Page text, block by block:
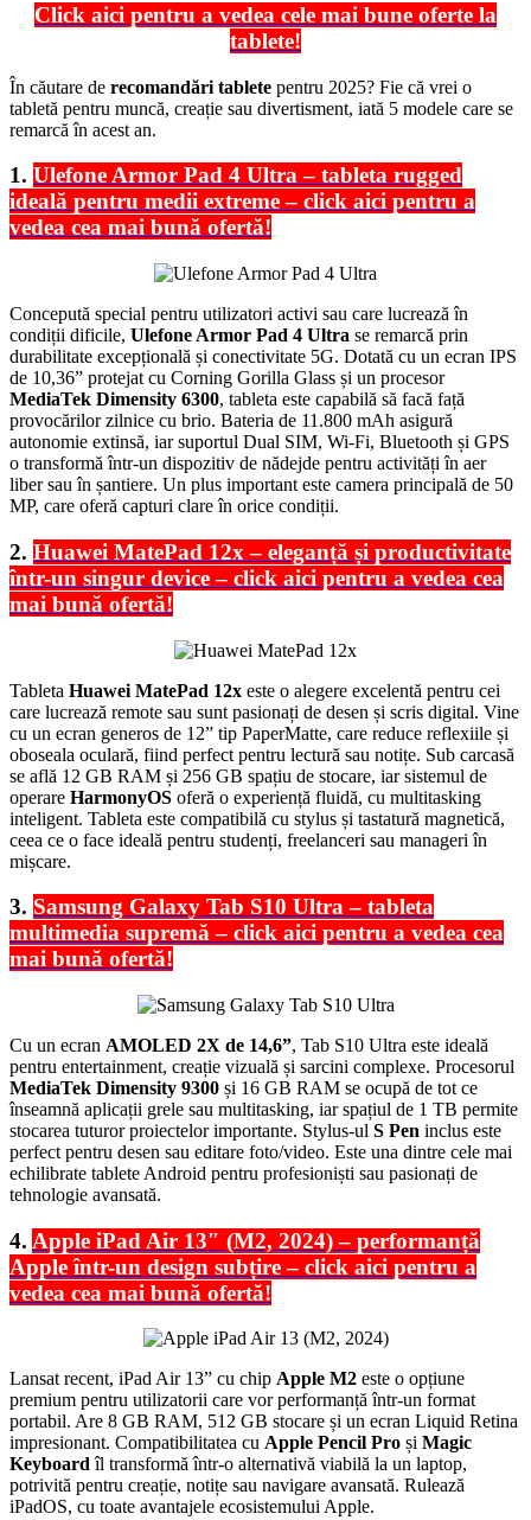
Click aici pentru a vedea cele mai bune oferte la
tablete!
În căutare de recomandări tablete pentru 2025? Fie că vrei o
tabletă pentru muncă, creație sau divertisment, iată 5 modele care se
remarcă în acest an.
1. Ulefone Armor Pad 4 Ultra – tableta rugged
ideală pentru medii extreme – click aici pentru a
vedea cea mai bună ofertă!
Concepută special pentru utilizatori activi sau care lucrează în
condiții dificile, Ulefone Armor Pad 4 Ultra se remarcă prin
durabilitate excepțională și conectivitate 5G. Dotată cu un ecran IPS
de 10,36” protejat cu Corning Gorilla Glass și un procesor
MediaTek Dimensity 6300, tableta este capabilă să facă față
provocărilor zilnice cu brio. Bateria de 11.800 mAh asigură
autonomie extinsă, iar suportul Dual SIM, Wi-Fi, Bluetooth și GPS
o transformă într-un dispozitiv de nădejde pentru activități în aer
liber sau în șantiere. Un plus important este camera principală de 50
MP, care oferă capturi clare în orice condiții.
2. Huawei MatePad 12x – eleganță și productivitate
într-un singur device – click aici pentru a vedea cea
mai bună ofertă!
Tableta Huawei MatePad 12x este o alegere excelentă pentru cei
care lucrează remote sau sunt pasionați de desen și scris digital. Vine
cu un ecran generos de 12” tip PaperMatte, care reduce reflexiile și
oboseala oculară, fiind perfect pentru lectură sau notițe. Sub carcasă
se află 12 GB RAM și 256 GB spațiu de stocare, iar sistemul de
operare HarmonyOS oferă o experiență fluidă, cu multitasking
inteligent. Tableta este compatibilă cu stylus și tastatură magnetică,
ceea ce o face ideală pentru studenți, freelanceri sau manageri în
mișcare.
3. Samsung Galaxy Tab S10 Ultra – tableta
multimedia supremă – click aici pentru a vedea cea
mai bună ofertă!
Cu un ecran AMOLED 2X de 14,6”, Tab S10 Ultra este ideală
pentru entertainment, creație vizuală și sarcini complexe. Procesorul
MediaTek Dimensity 9300 și 16 GB RAM se ocupă de tot ce
înseamnă aplicații grele sau multitasking, iar spațiul de 1 TB permite
stocarea tuturor proiectelor importante. Stylus-ul S Pen inclus este
perfect pentru desen sau editare foto/video. Este una dintre cele mai
echilibrate tablete Android pentru profesioniști sau pasionați de
tehnologie avansată.
4. Apple iPad Air 13″ (M2, 2024) – performanță
Apple într-un design subțire – click aici pentru a
vedea cea mai bună ofertă!
Lansat recent, iPad Air 13” cu chip Apple M2 este o opțiune
premium pentru utilizatorii care vor performanță într-un format
portabil. Are 8 GB RAM, 512 GB stocare și un ecran Liquid Retina
impresionant. Compatibilitatea cu Apple Pencil Pro și Magic
Keyboard îl transformă într-o alternativă viabilă la un laptop,
potrivită pentru creație, notițe sau navigare avansată. Rulează
iPadOS, cu toate avantajele ecosistemului Apple.